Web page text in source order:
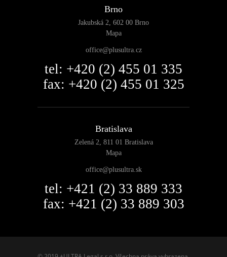
Brno
Jakubská 2, 602 00 Brno
Mapa
office@plusultra.cz
tel: +420 (2) 455 01 335
fax: +420 (2) 455 01 325
Bratislava
Zelená 2, 811 01 Bratislava
Mapa
office@plusultra.sk
tel: +421 (2) 33 889 333
fax: +421 (2) 33 889 303